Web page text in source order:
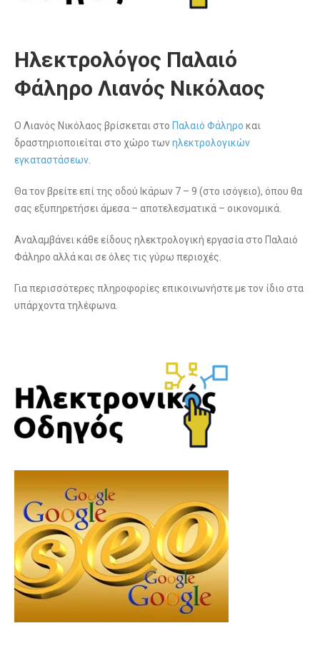
Ηλεκτρολόγος Παλαιό
Φάληρο Λιανός Νικόλαος
Ο Λιανός Νικόλαος βρίσκεται στο Παλαιό Φάληρο και
δραστηριοποιείται στο χώρο τωνηλεκτρολογικών
εγκαταστάσεων.
Θα τον βρείτε επί της οδού Ικάρων 7 – 9 (στο ισόγειο), όπου θα
σας εξυπηρετήσει άμεσα – αποτελεσματικά – οικονομικά.
Αναλαμβάνει κάθε είδους ηλεκτρολογική εργασία στο Παλαιό
Φάληρο αλλά και σε όλες τις γύρω περιοχές.
Για περισσότερες πληροφορίες επικοινωνήστε με τον ίδιο στα
υπάρχοντα τηλέφωνα.